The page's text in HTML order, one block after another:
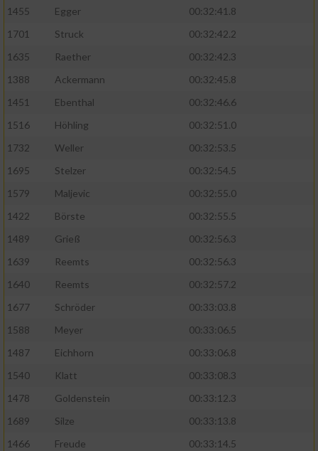
1455
Egger
00:32:41.8
1701
Struck
00:32:42.2
1635
Raether
00:32:42.3
1388
Ackermann
00:32:45.8
1451
Ebenthal
00:32:46.6
1516
Höhling
00:32:51.0
1732
Weller
00:32:53.5
1695
Stelzer
00:32:54.5
1579
Maljevic
00:32:55.0
1422
Börste
00:32:55.5
1489
Grieß
00:32:56.3
1639
Reemts
00:32:56.3
1640
Reemts
00:32:57.2
1677
Schröder
00:33:03.8
1588
Meyer
00:33:06.5
1487
Eichhorn
00:33:06.8
1540
Klatt
00:33:08.3
1478
Goldenstein
00:33:12.3
1689
Silze
00:33:13.8
1466
Freude
00:33:14.5